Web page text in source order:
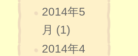
2014年5
月 (1)
2014年4